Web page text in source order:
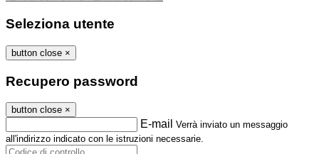
Seleziona utente
button close ×
Recupero password
button close ×
E-mail Verrà inviato un messaggio
all'indirizzo indicato con le istruzioni necessarie.